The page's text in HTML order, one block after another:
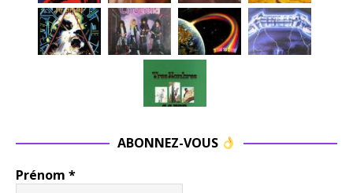
ABONNEZ-VOUS
Prénom *